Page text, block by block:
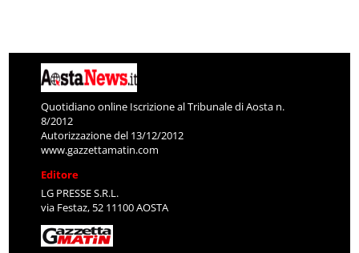
Quotidiano online Iscrizione al Tribunale di Aosta n.
8/2012
Autorizzazione del 13/12/2012
www.gazzettamatin.com
Editore
LG PRESSE S.R.L.
via Festaz, 52 11100 AOSTA